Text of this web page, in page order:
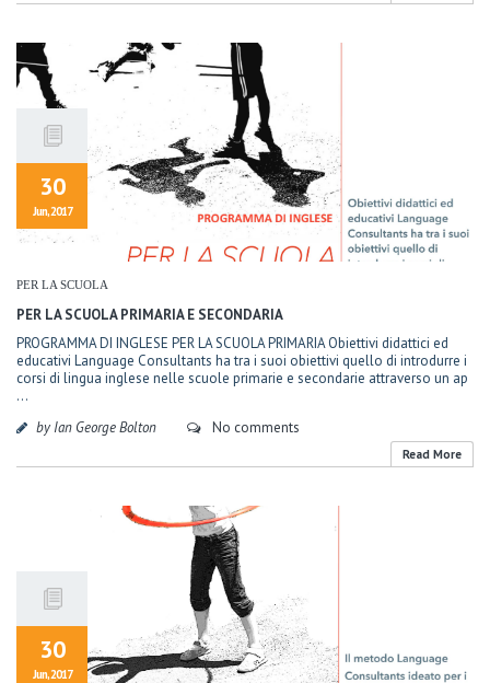
30
Jun, 2017
PER LA SCUOLA
PER LA SCUOLA PRIMARIA E SECONDARIA
PROGRAMMA DI INGLESE PER LA SCUOLA PRIMARIA Obiettivi didattici ed
educativi Language Consultants ha tra i suoi obiettivi quello di introdurre i
corsi di lingua inglese nelle scuole primarie e secondarie attraverso un ap
...
by Ian George Bolton
No comments
Read More
30
Jun, 2017